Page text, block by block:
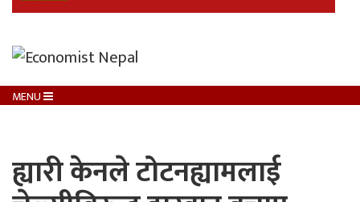
MENU
ह्यारी केनले टोटनह्यामलाई